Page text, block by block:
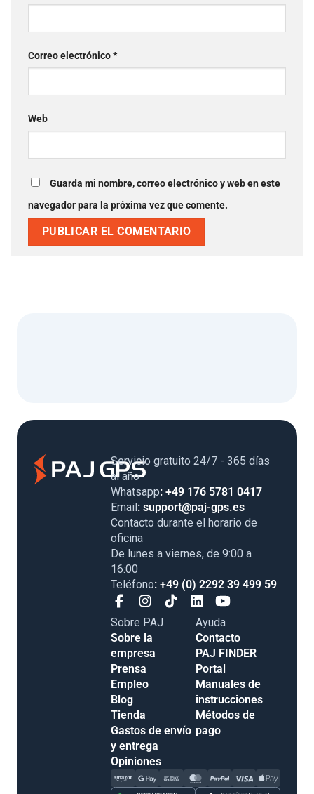
Correo electrónico*
Web
Guarda mi nombre, correo electrónico y web en este
navegador para la próxima vez que comente.
Servicio gratuito 24/7 - 365 días
al año
Whatsapp: +49 176 5781 0417
Email: support@paj-gps.es
Contacto durante el horario de
oficina
De lunes a viernes, de 9:00 a
16:00
Teléfono: +49 (0) 2292 39 499 59
Sobre PAJ
Sobre la
empresa
Prensa
Empleo
Blog
Tienda
Gastos de envío
y entrega
Opiniones
Ayuda
Contacto
PAJ FINDER
Portal
Manuales de
instrucciones
Métodos de
pago